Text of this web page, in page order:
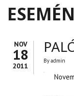
NOV
18
2011
By admin